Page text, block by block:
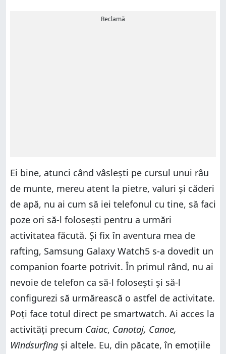
Reclamă
Ei bine, atunci când vâslești pe cursul unui râu
de munte, mereu atent la pietre, valuri și căderi
de apă, nu ai cum să iei telefonul cu tine, să faci
poze ori să-l folosești pentru a urmări
activitatea făcută. Și fix în aventura mea de
rafting, Samsung Galaxy Watch5 s-a dovedit un
companion foarte potrivit. În primul rând, nu ai
nevoie de telefon ca să-l folosești și să-l
configurezi să urmărească o astfel de activitate.
Poți face totul direct pe smartwatch. Ai acces la
activități precum Caiac, Canotaj, Canoe,
Windsurfing și altele. Eu, din păcate, în emoțiile